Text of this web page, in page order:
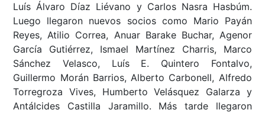
Luís Álvaro Díaz Liévano y Carlos Nasra Hasbúm.
Luego llegaron nuevos socios como Mario Payán
Reyes, Atilio Correa, Anuar Barake Buchar, Agenor
García Gutiérrez, Ismael Martínez Charris, Marco
Sánchez Velasco, Luís E. Quintero Fontalvo,
Guillermo Morán Barrios, Alberto Carbonell, Alfredo
Torregroza Vives, Humberto Velásquez Galarza y
Antálcides Castilla Jaramillo. Más tarde llegaron